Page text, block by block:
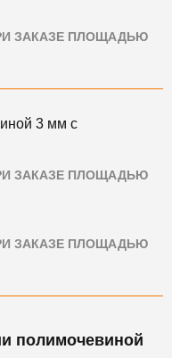
ЗАКАЗЕ ПЛОЩАДЬЮ
3 мм с
ЗАКАЗЕ ПЛОЩАДЬЮ
ЗАКАЗЕ ПЛОЩАДЬЮ
полимочевиной